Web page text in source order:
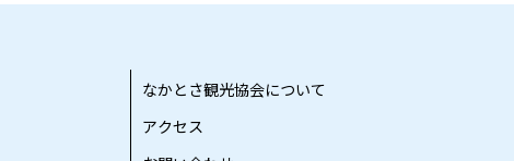
なかとさ観光協会について
アクセス